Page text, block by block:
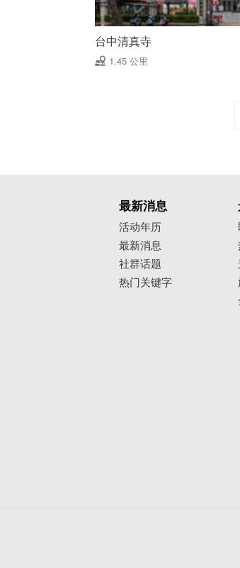
台中清真寺
1.45 公里
最新消息
活动年历
最新消息
社群话题
热门关键字